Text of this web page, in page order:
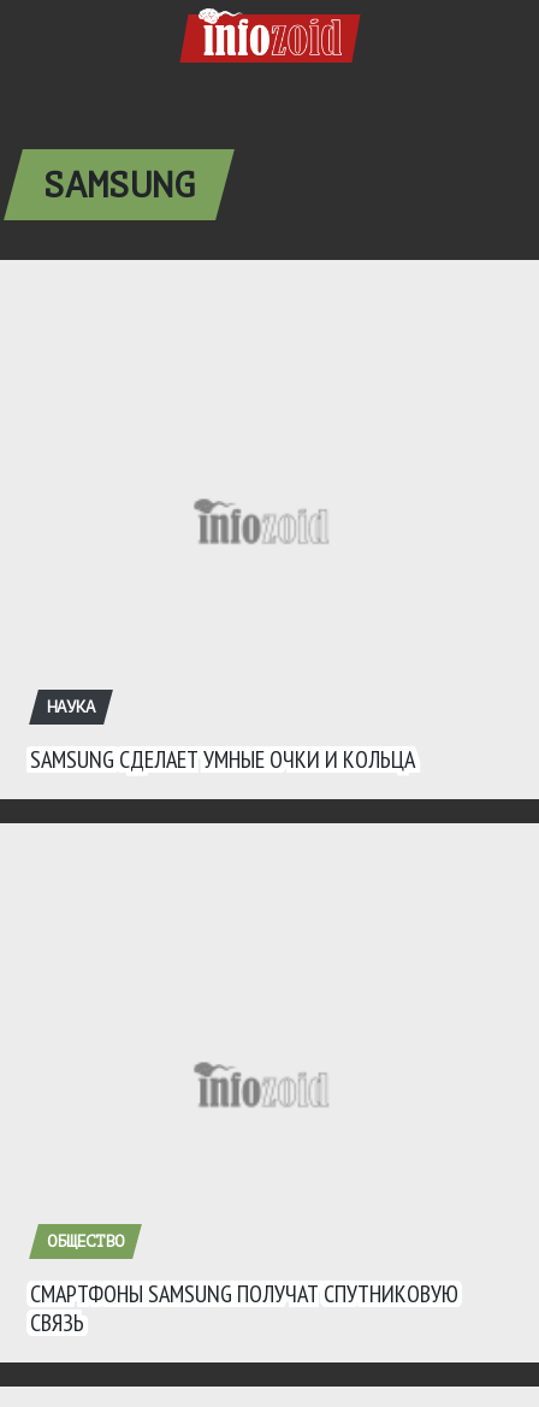
SAMSUNG
НАУКА
SAMSUNG СДЕЛАЕТ УМНЫЕ ОЧКИ И КОЛЬЦА
ОБЩЕСТВО
СМАРТФОНЫ SAMSUNG ПОЛУЧАТ СПУТНИКОВУЮ
СВЯЗЬ